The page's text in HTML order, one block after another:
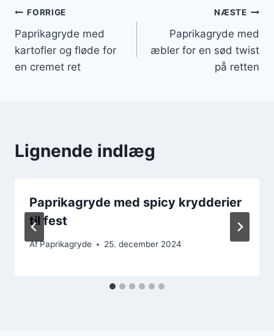
Indlægsnavigation
FORRIGE
Paprikagryde med
kartofler og fløde for
en cremet ret
NÆSTE
Paprikagryde med
æbler for en sød twist
på retten
Lignende indlæg
Paprikagryde med spicy krydderier
til fest
AfPaprikagryde 25. december 2024